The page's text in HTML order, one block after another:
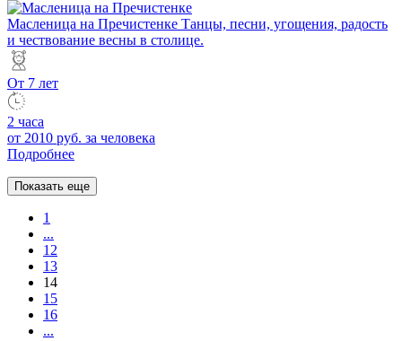
Масленица на Пречистенке Танцы, песни, угощения, радость
и чествование весны в столице.
От 7 лет
2 часа
от 2010 руб. за человека
Подробнее
Показать еще
1
...
12
13
14
15
16
...